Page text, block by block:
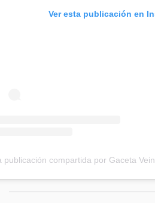
Ver esta publicación en
publicación compartida por Gaceta